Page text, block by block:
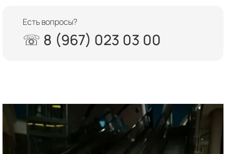
Есть вопросы?
☏ 8 (967) 023 03 00